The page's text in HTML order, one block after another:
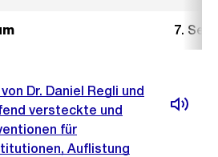
7.
Dr. Daniel Regli und
versteckte und
für
Auflistung